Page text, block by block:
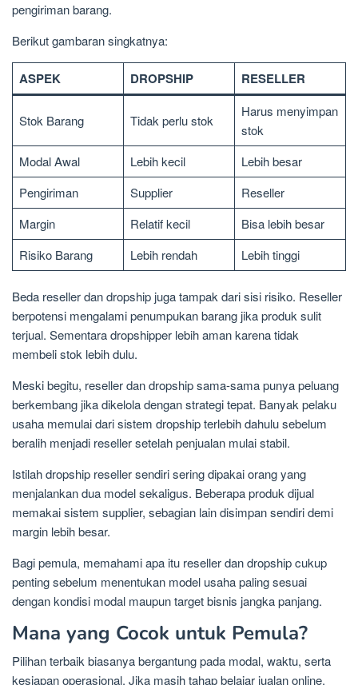
pengiriman barang.
Berikut gambaran singkatnya:
ASPEK DROPSHIP RESELLER
Stok Barang Tidak perlu stok
Harus menyimpan
stok
Modal Awal
Lebih kecil
Lebih besar
Pengiriman
Supplier
Reseller
Margin
Relatif kecil
Bisa lebih besar
Risiko Barang
Lebih rendah Lebih tinggi
Beda reseller dan dropship juga tampak dari sisi risiko. Reseller
berpotensi mengalami penumpukan barang jika produk sulit
terjual. Sementara dropshipper lebih aman karena tidak
membeli stok lebih dulu.
Meski begitu, reseller dan dropship sama-sama punya peluang
berkembang jika dikelola dengan strategi tepat. Banyak pelaku
usaha memulai dari sistem dropship terlebih dahulu sebelum
beralih menjadi reseller setelah penjualan mulai stabil.
Istilah dropship reseller sendiri sering dipakai orang yang
menjalankan dua model sekaligus. Beberapa produk dijual
memakai sistem supplier, sebagian lain disimpan sendiri demi
margin lebih besar.
Bagi pemula, memahami apa itu reseller dan dropship cukup
penting sebelum menentukan model usaha paling sesuai
dengan kondisi modal maupun target bisnis jangka panjang.
Mana yang Cocok untuk Pemula?
Pilihan terbaik biasanya bergantung pada modal, waktu, serta
kesiapan operasional. Jika masih tahap belajar jualan online,